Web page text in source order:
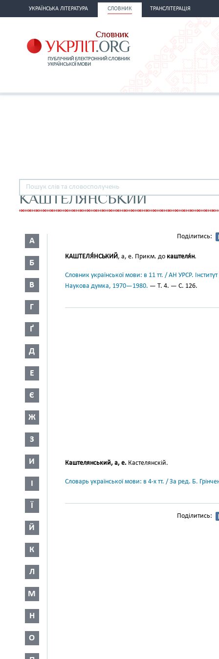
УКРАЇНСЬКА ЛІТЕРАТУРА СЛОВНИК ТРАНСЛІТЕРАЦІЯ
КАШТЕЛЯНСЬКИЙ
А
Б
В
Г
Ґ
Д
Е
Є
Ж
З
И
І
Ї
Й
К
Л
М
Н
О
Поділитись:
КАШТЕЛЯ́НСЬКИЙ, а, е. Прикм. до каштеля́н.
Словник української мови: в 11 тт. / АН УРСР.
Наукова думка, 1970—1980. — Т. 4. — С. 126.
Каштелянський, а, е. Кастелянскій.
Словарь української мови: в 4-х тт. / За ред. Б.
Поділитись: